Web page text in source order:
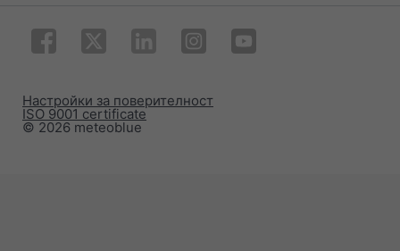
© 2026 meteoblue
ISO 9001 certificate
Настройки за поверителност